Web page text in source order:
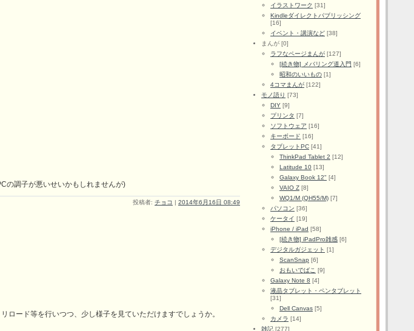
の調子が悪いせいかもしれませんが)
投稿者: チョコ | 2014年6月16日 08:49
ード等を行いつつ、少し様子を見ていただけますでしょうか。
イラストワーク [31]
Kindleダイレクトパブリッシング
[16]
イベント・講演など [38]
まんが [0]
ラフなページまんが [127]
[続き物] メバリング道入門 [6]
昭和のいいもの [1]
4コマまんが [122]
モノ語り [73]
DIY [9]
プリンタ [7]
ソフトウェア [16]
キーボード [16]
タブレットPC [41]
ThinkPad Tablet 2 [12]
Latitude 10 [13]
Galaxy Book 12" [4]
VAIO Z [8]
WQ1/M (QH55/M) [7]
パソコン [36]
ケータイ [19]
iPhone / iPad [58]
[続き物] iPadPro雑感 [6]
デジタルガジェット [1]
ScanSnap [6]
おもいでばこ [9]
Galaxy Note 8 [4]
液晶タブレット・ペンタブレット
[31]
Dell Canvas [5]
カメラ [14]
雑記 [277]